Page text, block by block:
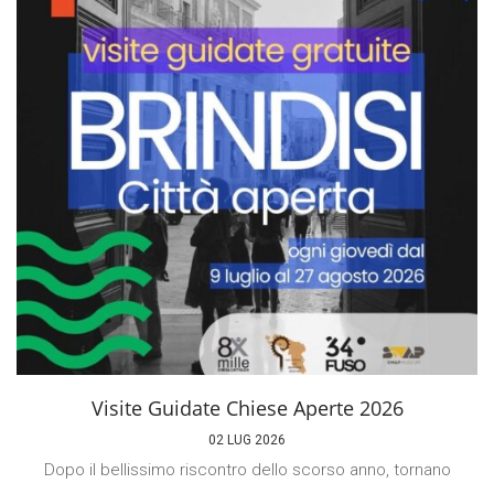
Visite Guidate Chiese Aperte 2026
02 LUG 2026
Dopo il bellissimo riscontro dello scorso anno, tornano